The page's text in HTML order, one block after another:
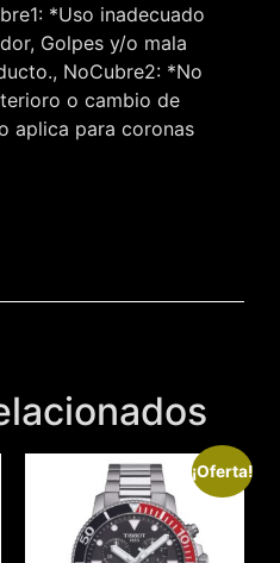
*Uso inadecuado
Golpes y/o mala
NoCubre2: *No
o cambio de
aplica para coronas
¡Oferta!